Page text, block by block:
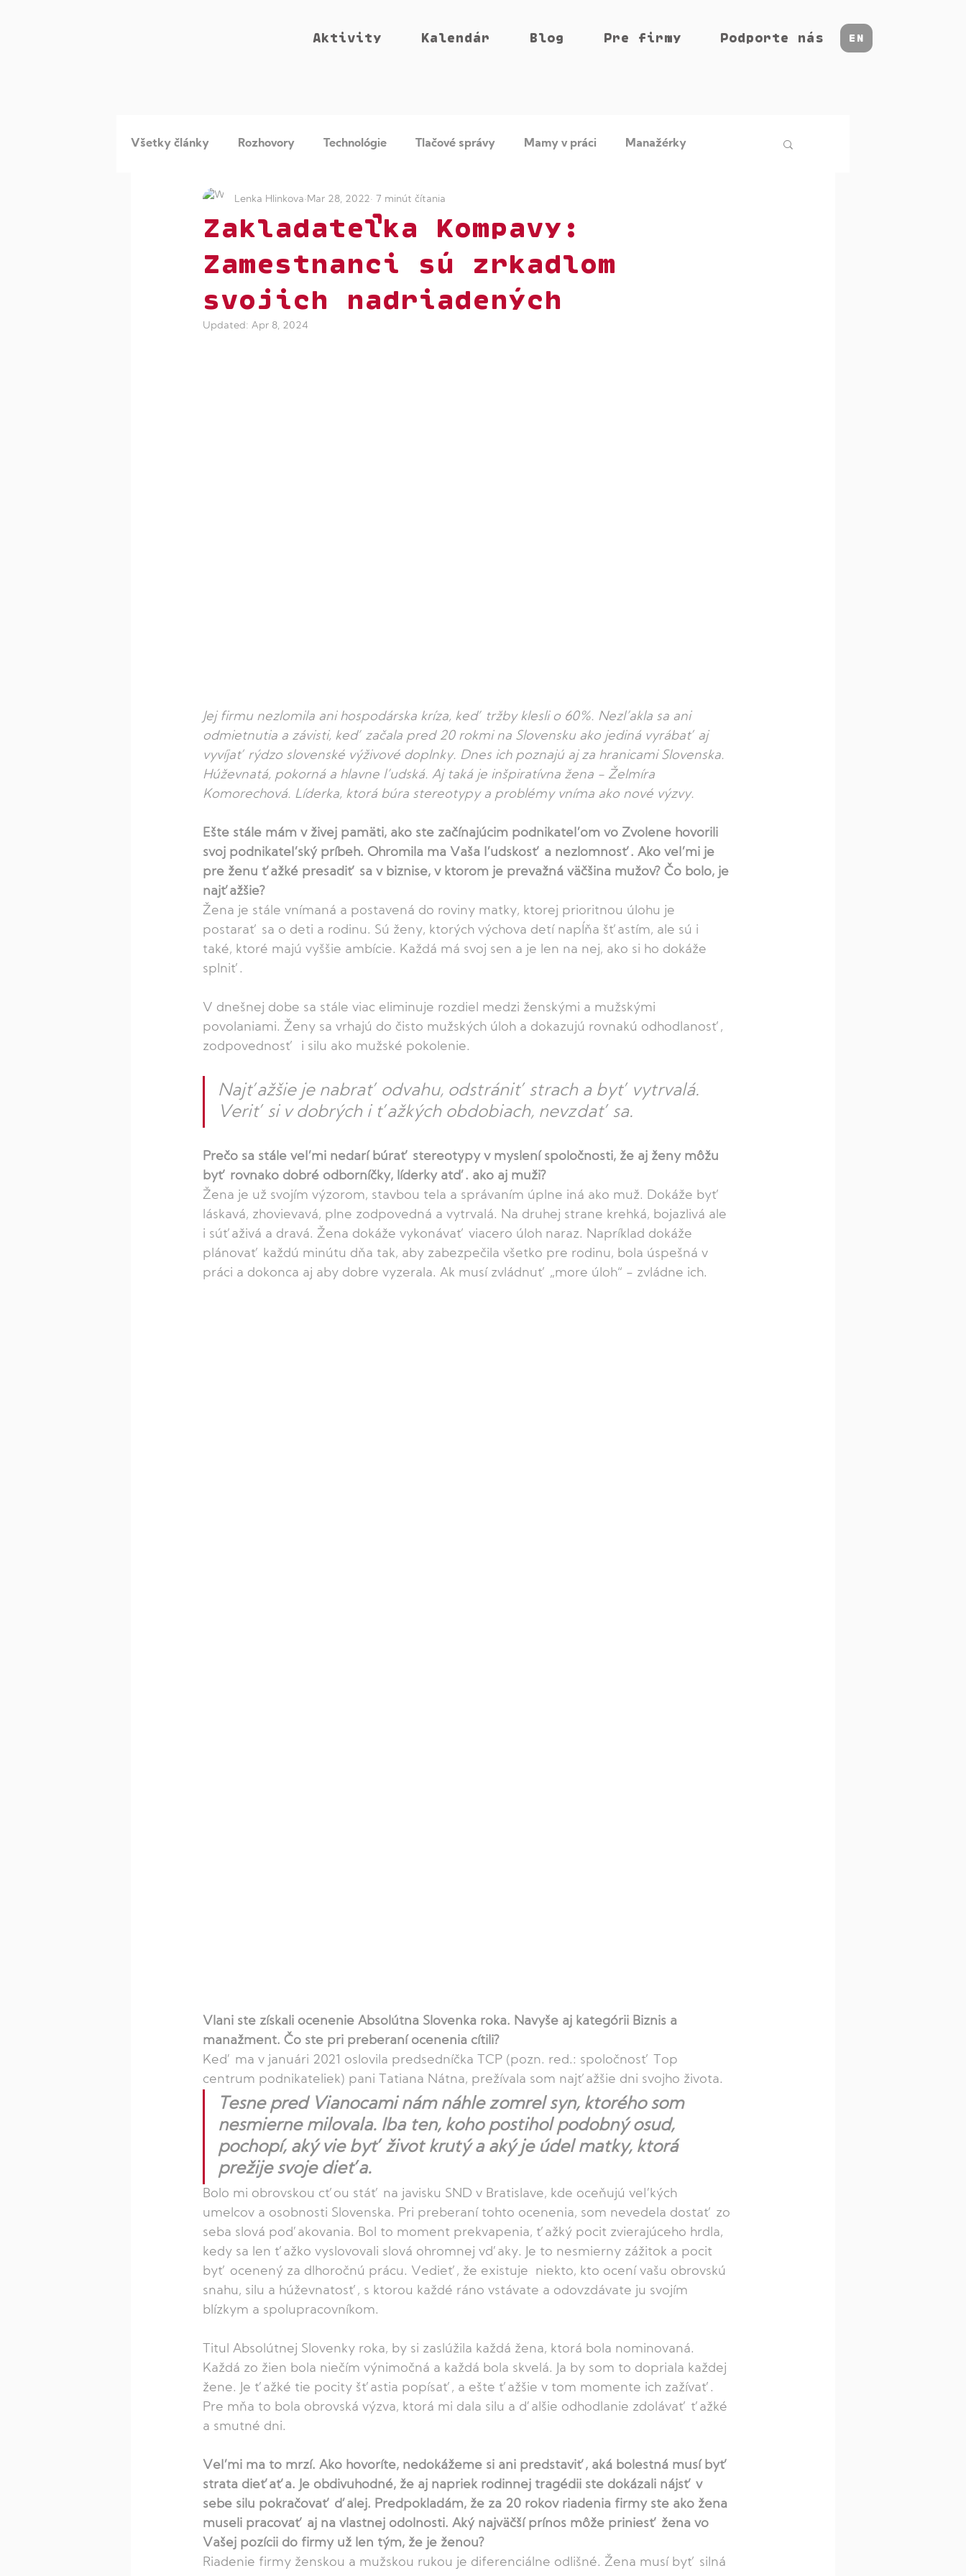
Aktivity Kalendár Blog Pre firmy Podporte nás EN
Všetky články Rozhovory Technológie Tlačové správy Mamy v práci Manažérky
Dievčatá v STEM Viac žien v Tech Women Friendly Companies
Zakladateľka Kompavy:
Zamestnanci sú zrkadlom
svojich nadriadených
Lenka Hlinkova Mar 28, 2022 7 minút čítania
Updated: Apr 8, 2024
Jej firmu nezlomila ani hospodárska kríza, keď tržby klesli o 60%. Nezľakla sa ani
odmietnutia a závisti, keď začala pred 20 rokmi na Slovensku ako jediná vyrábať aj
vyvíjať rýdzo slovenské výživové doplnky. Dnes ich poznajú aj za hranicami Slovenska.
Húževnatá, pokorná a hlavne ľudská. Aj taká je inšpiratívna žena - Želmíra
Komorechová. Líderka, ktorá búra stereotypy a problémy vníma ako nové výzvy.
Ešte stále mám v živej pamäti, ako ste začínajúcim podnikateľom vo Zvolene hovorili
svoj podnikateľský príbeh. Ohromila ma Vaša ľudskosť a nezlomnosť. Ako veľmi je
pre ženu ťažké presadiť sa v biznise, v ktorom je prevažná väčšina mužov? Čo bolo, je
najťažšie?
Žena je stále vnímaná a postavená do roviny matky, ktorej prioritnou úlohu je
postarať sa o deti a rodinu. Sú ženy, ktorých výchova detí napĺňa šťastím, ale sú i
také, ktoré majú vyššie ambície. Každá má svoj sen a je len na nej, ako si ho dokáže
splniť.
V dnešnej dobe sa stále viac eliminuje rozdiel medzi ženskými a mužskými
povolaniami. Ženy sa vrhajú do čisto mužských úloh a dokazujú rovnakú odhodlanosť,
zodpovednosť  i silu ako mužské pokolenie.
Najťažšie je nabrať odvahu, odstrániť strach a byť vytrvalá.
Veriť si v dobrých i ťažkých obdobiach, nevzdať sa.
Prečo sa stále veľmi nedarí búrať stereotypy v myslení spoločnosti, že aj ženy môžu
byť rovnako dobré odborníčky, líderky atď. ako aj muži?
Žena je už svojím výzorom, stavbou tela a správaním úplne iná ako muž. Dokáže byť
láskavá, zhovievavá, plne zodpovedná a vytrvalá. Na druhej strane krehká, bojazlivá ale
i súťaživá a dravá. Žena dokáže vykonávať viacero úloh naraz. Napríklad dokáže
plánovať každú minútu dňa tak, aby zabezpečila všetko pre rodinu, bola úspešná v
práci a dokonca aj aby dobre vyzerala. Ak musí zvládnuť „more úloh“ - zvládne ich.
Vlani ste získali ocenenie Absolútna Slovenka roka. Navyše aj kategórii Biznis a
manažment. Čo ste pri preberaní ocenenia cítili?
Keď ma v januári 2021 oslovila predsedníčka TCP (pozn. red.: spoločnosť Top
centrum podnikateliek) pani Tatiana Nátna, prežívala som najťažšie dni svojho života.
Tesne pred Vianocami nám náhle zomrel syn, ktorého som
nesmierne milovala. Iba ten, koho postihol podobný osud,
pochopí, aký vie byť život krutý a aký je údel matky, ktorá
prežije svoje dieťa.
Bolo mi obrovskou cťou stáť na javisku SND v Bratislave, kde oceňujú veľkých
umelcov a osobnosti Slovenska. Pri preberaní tohto ocenenia, som nevedela dostať zo
seba slová poďakovania. Bol to moment prekvapenia, ťažký pocit zvierajúceho hrdla,
kedy sa len ťažko vyslovovali slová ohromnej vďaky. Je to nesmierny zážitok a pocit
byť ocenený za dlhoročnú prácu. Vedieť, že existuje  niekto, kto ocení vašu obrovskú
snahu, silu a húževnatosť, s ktorou každé ráno vstávate a odovzdávate ju svojím
blízkym a spolupracovníkom.
Titul Absolútnej Slovenky roka, by si zaslúžila každá žena, ktorá bola nominovaná.
Každá zo žien bola niečím výnimočná a každá bola skvelá. Ja by som to dopriala každej
žene. Je ťažké tie pocity šťastia popísať, a ešte ťažšie v tom momente ich zažívať.
Pre mňa to bola obrovská výzva, ktorá mi dala silu a ďalšie odhodlanie zdolávať ťažké
a smutné dni.
Veľmi ma to mrzí. Ako hovoríte, nedokážeme si ani predstaviť, aká bolestná musí byť
strata dieťaťa. Je obdivuhodné, že aj napriek rodinnej tragédii ste dokázali nájsť v
sebe silu pokračovať ďalej. Predpokladám, že za 20 rokov riadenia firmy ste ako žena
museli pracovať aj na vlastnej odolnosti. Aký najväčší prínos môže priniesť žena vo
Vašej pozícii do firmy už len tým, že je ženou?
Riadenie firmy ženskou a mužskou rukou je diferenciálne odlišné. Žena musí byť silná